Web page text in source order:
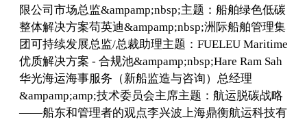
限公司市场总监&ampamp;nbsp;主题：船舶绿色低碳
整体解决方案苟英迪&ampamp;nbsp;洲际船舶管理集
团可持续发展总监/总裁助理主题：FUELEU Maritime
优质解决方案 - 合规池&ampamp;nbsp;Hare Ram Sah
华光海运海事服务（新船监造与咨询）总经理
&ampamp;amp;技术委员会主席主题：航运脱碳战略
——船东和管理者的观点李兴波上海鼎衡航运科技有